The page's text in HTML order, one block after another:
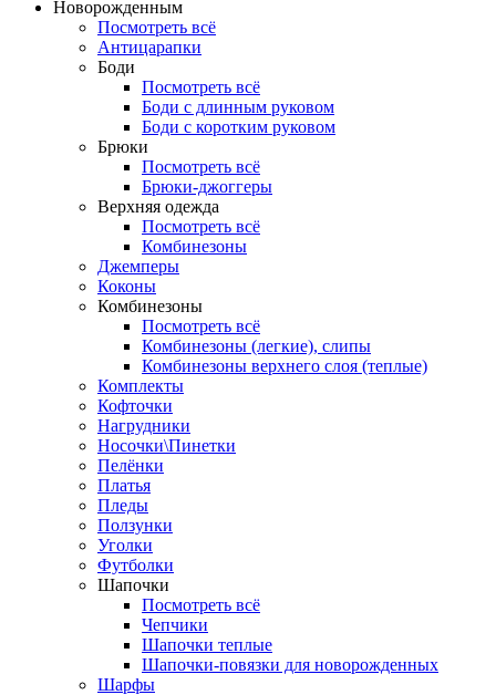
Новорожденным
Посмотреть всё
Антицарапки
Боди
Посмотреть всё
Боди с длинным руковом
Боди с коротким руковом
Брюки
Посмотреть всё
Брюки-джоггеры
Верхняя одежда
Посмотреть всё
Комбинезоны
Джемперы
Коконы
Комбинезоны
Посмотреть всё
Комбинезоны (легкие), слипы
Комбинезоны верхнего слоя (теплые)
Комплекты
Кофточки
Нагрудники
Носочки\Пинетки
Пелёнки
Платья
Пледы
Ползунки
Уголки
Футболки
Шапочки
Посмотреть всё
Чепчики
Шапочки теплые
Шапочки-повязки для новорожденных
Шарфы